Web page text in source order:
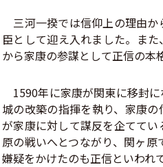
三河一揆では信仰上の理由か
臣として迎え入れました。ま
から家康の参謀として正信の本
1590年に家康が関東に移封
城の改築の指揮を執り、家康
が家康に対して謀反を企てて
原の戦いへとつながり、関ヶ
嫌疑をかけたのも正信といわれ